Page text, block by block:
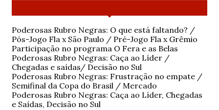
Poderosas Rubro Negras: O que está faltando? /
Pós-Jogo Fla x São Paulo / Pré-Jogo Fla x Grêmio
Participação no programa O Fera e as Belas
Poderosas Rubro Negras: Caça ao Líder /
Chegadas e saídas/ Decisão no Sul
Poderosas Rubro Negras: Frustração no empate /
Semifinal da Copa do Brasil / Mercado
Poderosas Rubro Negras: Caça ao Líder, Chegadas
e Saídas, Decisão no Sul